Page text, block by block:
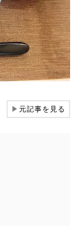
▶元記事を見る